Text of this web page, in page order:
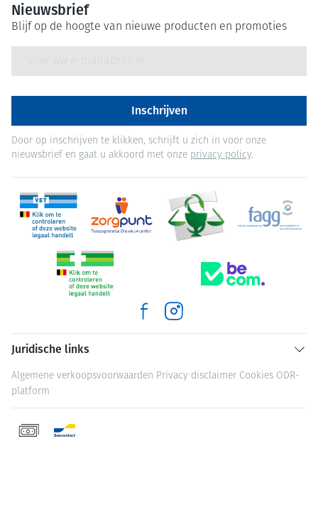
Nieuwsbrief
Blijf op de hoogte van nieuwe producten en promoties
Inschrijven
Door op inschrijven te klikken, schrijft u zich in voor onze
nieuwsbrief en gaat u akkoord met onze privacy policy.
Juridische links
Algemene verkoopsvoorwaarden Privacy disclaimer Cookies ODR-
platform